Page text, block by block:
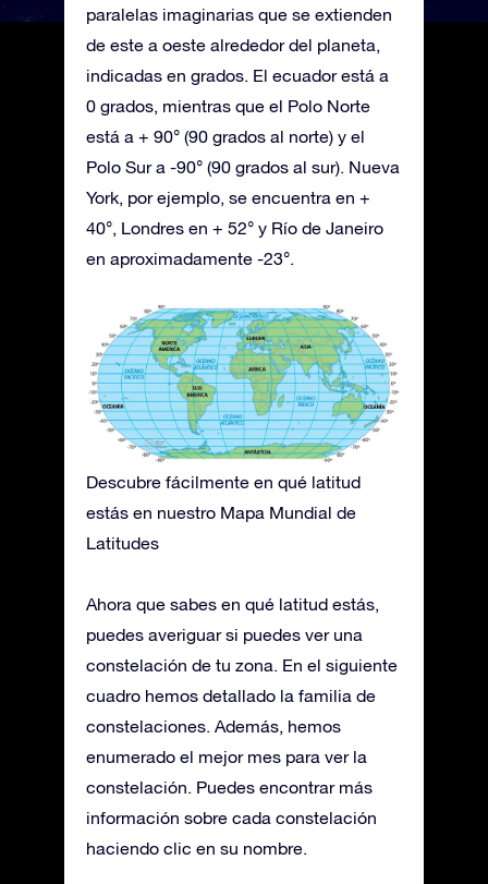
paralelas imaginarias que se extienden
de este a oeste alrededor del planeta,
indicadas en grados. El ecuador está a
0 grados, mientras que el Polo Norte
está a + 90° (90 grados al norte) y el
Polo Sur a -90° (90 grados al sur). Nueva
York, por ejemplo, se encuentra en +
40°, Londres en + 52° y Río de Janeiro
en aproximadamente -23°.
Descubre fácilmente en qué latitud
estás en nuestro Mapa Mundial de
Latitudes
Ahora que sabes en qué latitud estás,
puedes averiguar si puedes ver una
constelación de tu zona. En el siguiente
cuadro hemos detallado la familia de
constelaciones. Además, hemos
enumerado el mejor mes para ver la
constelación. Puedes encontrar más
información sobre cada constelación
haciendo clic en su nombre.